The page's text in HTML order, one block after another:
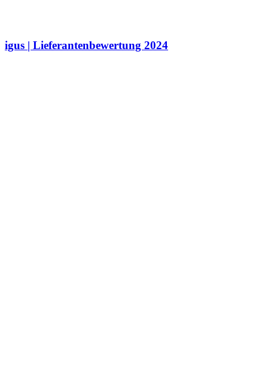
igus | Lieferantenbewertung 2024